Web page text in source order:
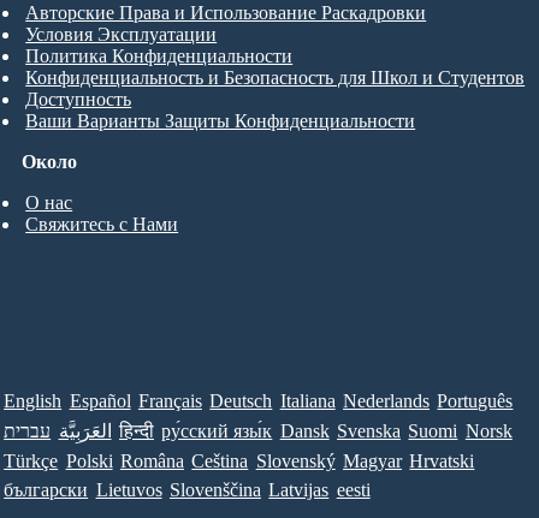
Около
О нас
Свяжитесь с Нами
Авторские Права и Использование Раскадровки
Условия Эксплуатации
Политика Конфиденциальности
Конфиденциальность и Безопасность для Школ и Студентов
Доступность
Ваши Варианты Защиты Конфиденциальности
English Español Français Deutsch Italiana Nederlands Português
עברית العَرَبِيَّة हिन्दी ру́сский язы́к Dansk Svenska Suomi Norsk
Türkçe Polski Româna Ceština Slovenský Magyar Hrvatski
български Lietuvos Slovenščina Latvijas eesti